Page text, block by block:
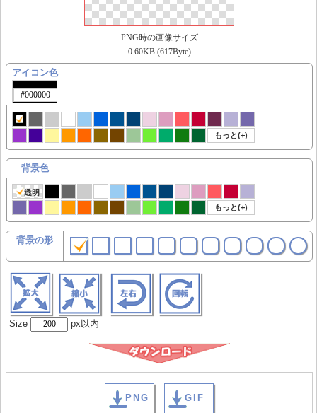
PNG時の画像サイズ
0.60KB (617Byte)
アイコン色
もっと(+)
背景色
透明
もっと(+)
背景の形
Size px以内
PNG GIF